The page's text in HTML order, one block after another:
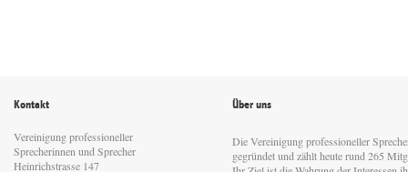
Kontakt
Vereinigung professioneller
Sprecherinnen und Sprecher
Heinrichstrasse 147
Über uns
Die Vereinigung professioneller
gegründet und zählt heute rund 265